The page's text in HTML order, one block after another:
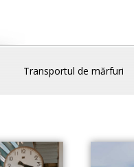
Transportul de mărfuri